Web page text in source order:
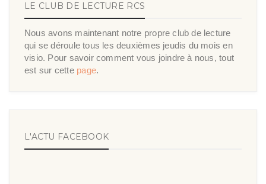
LE CLUB DE LECTURE RCS
Nous avons maintenant notre propre club de lecture
qui se déroule tous les deuxièmes jeudis du mois en
visio. Pour savoir comment vous joindre à nous, tout
est sur cette page.
L'ACTU FACEBOOK